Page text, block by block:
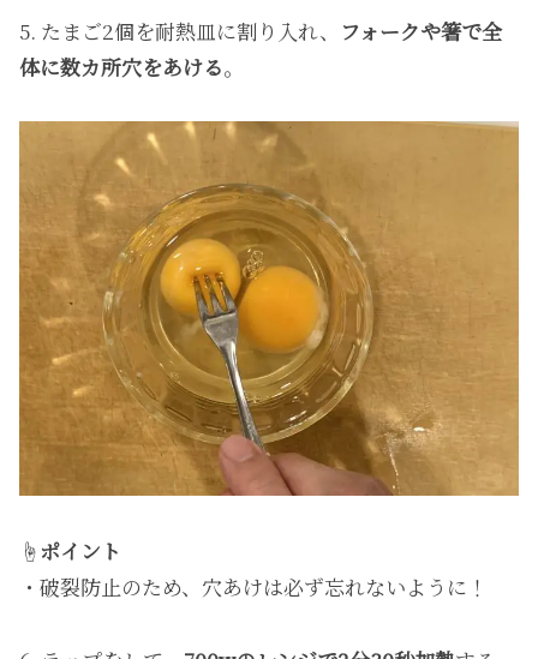
5. たまご2個を耐熱皿に割り入れ、
フォークや箸で全
体に数カ所穴をあける。
☝️ ポイント
・破裂防止のため、穴あけは必ず忘れないように！